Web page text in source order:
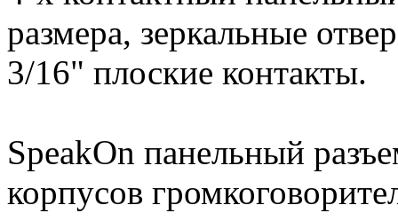
размера, зеркальные
3/16" плоские контакты.
SpeakOn панельный
корпусов